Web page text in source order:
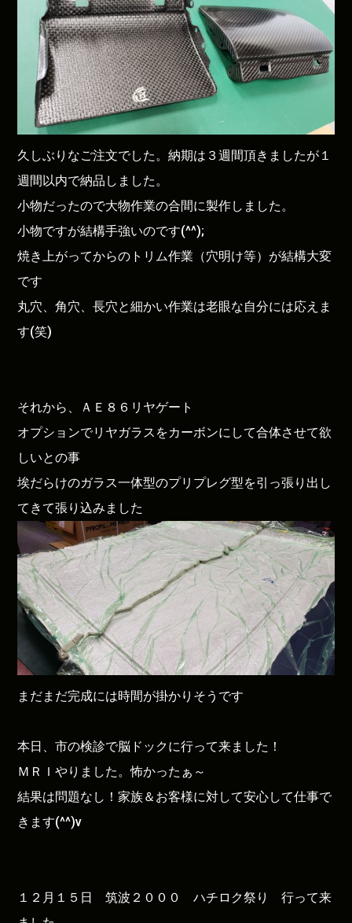
久しぶりなご注文でした。納期は３週間頂きましたが１
週間以内で納品しました。
小物だったので大物作業の合間に製作しました。
小物ですが結構手強いのです(^^);
焼き上がってからのトリム作業（穴明け等）が結構大変
です
丸穴、角穴、長穴と細かい作業は老眼な自分には応えま
す(笑)
それから、ＡＥ８６リヤゲート
オプションでリヤガラスをカーボンにして合体させて欲
しいとの事
埃だらけのガラス一体型のプリプレグ型を引っ張り出し
てきて張り込みました
まだまだ完成には時間が掛かりそうです
本日、市の検診で脳ドックに行って来ました！
ＭＲＩやりました。怖かったぁ～
結果は問題なし！家族＆お客様に対して安心して仕事で
きます(^^)v
１２月１５日 筑波２０００ ハチロク祭り 行って来